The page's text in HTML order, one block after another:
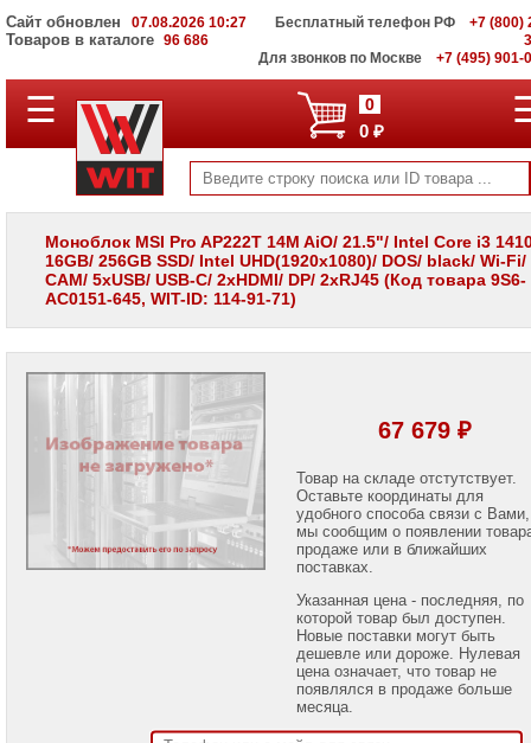
Сайт обновлен 07.08.2026 10:27
Товаров в каталоге 96 686
Бесплатный телефон РФ
+7 (800)
Для звонков по Москве
+7 (495) 901-
ПОЛНЫЙ
КАТАЛОГ
Корпоративные
серверы
WIT
Системы
хранения
данных
Мониторы
LCD
Проекторы
проекторов
☰ 0
0 ₽
Моноблок MSI Pro AP222T 14M AiO/ 21.5"/ Intel Core i3
16GB/ 256GB SSD/ Intel UHD(1920x1080)/ DOS/ black/ Wi-Fi/
CAM/ 5xUSB/ USB-C/ 2xHDMI/ DP/ 2xRJ45 (Код товара 9S6-
AC0151-645, WIT-ID: 114-91-71)
67 679 ₽
Товар на складе отстутствует.
Оставьте координаты для
удобного способа связи с Вами,
мы сообщим о появлении
продаже или в ближайших
поставках.
Указанная цена - последняя, по
которой товар был доступен.
Новые поставки могут быть
дешевле или дороже. Нулевая
цена означает, что товар не
появлялся в продаже больше
месяца.